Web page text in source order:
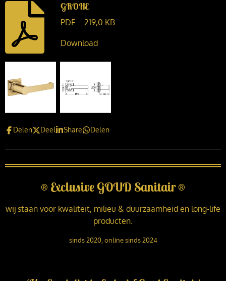
GROHE
PDF – 219,0 KB
Download
Delen Deel Share Delen
® Exclusive GOUD Sanitair®
wij staan voor kwaliteit, milieu & duurzaamheid en long-life
producten.
sinds 2020, online sinds 2024